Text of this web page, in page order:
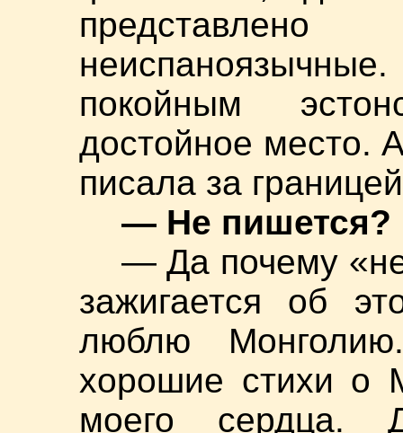
покойным
достойное место.
писала за
— Не пишется?
— Да почему
зажигается об
люблю
хорошие стихи о
моего сердца.